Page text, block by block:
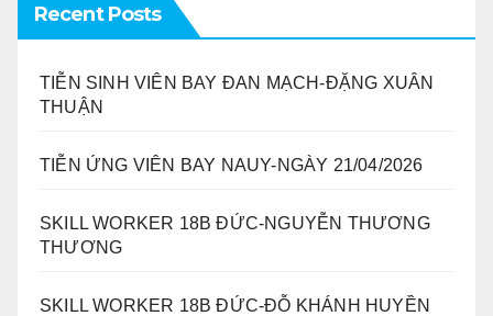
Recent Posts
TIỄN SINH VIÊN BAY ĐAN MẠCH-ĐẶNG XUÂN
THUẬN
TIỄN ỨNG VIÊN BAY NAUY-NGÀY 21/04/2026
SKILL WORKER 18B ĐỨC-NGUYỄN THƯƠNG
THƯƠNG
SKILL WORKER 18B ĐỨC-ĐỖ KHÁNH HUYỀN